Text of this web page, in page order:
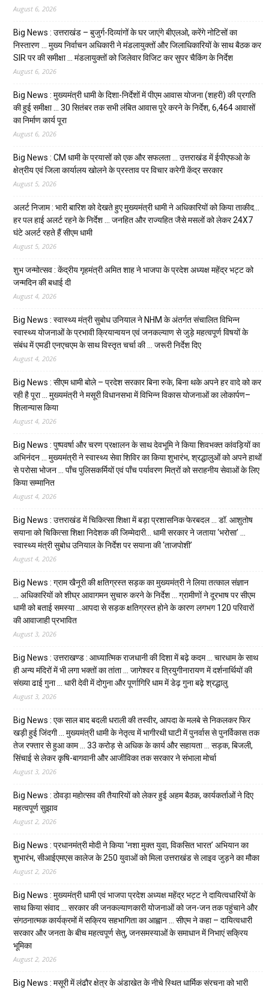
August 6, 2026
Big News : उत्तराखंड – बुजुर्ग-दिव्यांगों के घर जाएंगे बीएलओ, करेंगे नोटिसों का
निस्तारण … मुख्य निर्वाचन अधिकारी ने मंडलायुक्तों और जिलाधिकारियों के साथ बैठक कर
SIR पर की समीक्षा … मंडलायुक्तों को जिलेवार विजिट कर सुपर चैकिंग के निर्देश
August 6, 2026
Big News : मुख्यमंत्री धामी के दिशा-निर्देशों में पीएम आवास योजना (शहरी) की प्रगति
की हुई समीक्षा … 30 सितंबर तक सभी लंबित आवास पूरे करने के निर्देश, 6,464 आवासों
का निर्माण कार्य पूरा
August 6, 2026
Big News : CM धामी के प्रयासों को एक और सफलता … उत्तराखंड में ईपीएफओ के
क्षेत्रीय एवं जिला कार्यालय खोलने के प्रस्ताव पर विचार करेगी केंद्र सरकार
August 5, 2026
अलर्ट निजाम : भारी बारिश को देखते हुए मुख्यमंत्री धामी ने अधिकारियों को किया ताकीद…
हर पल हाई अलर्ट रहने के निर्देश … जनहित और राज्यहित जैसे मसलों को लेकर 24X7
घंटे अलर्ट रहते हैं सीएम धामी
August 5, 2026
शुभ जन्मोत्सव : केंद्रीय गृहमंत्री अमित शाह ने भाजपा के प्रदेश अध्यक्ष महेंद्र भट्ट को
जन्मदिन की बधाई दी
August 4, 2026
Big News : स्वास्थ्य मंत्री सुबोध उनियाल ने NHM के अंतर्गत संचालित विभिन्न
स्वास्थ्य योजनाओं के प्रभावी क्रियान्वयन एवं जनकल्याण से जुड़े महत्वपूर्ण विषयों के
संबंध में एमडी एनएचएम के साथ विस्तृत चर्चा की … जरूरी निर्देश दिए
August 4, 2026
Big News : सीएम धामी बोले – प्रदेश सरकार बिना रुके, बिना थके अपने हर वादे को कर
रही है पूरा … मुख्यमंत्री ने मसूरी विधानसभा में विभिन्न विकास योजनाओं का लोकार्पण–
शिलान्यास किया
August 4, 2026
Big News : पुष्पवर्षा और चरण प्रक्षालन के साथ देवभूमि ने किया शिवभक्त कांवड़ियों का
अभिनंदन … मुख्यमंत्री ने स्वास्थ्य सेवा शिविर का किया शुभारंभ, श्रद्धालुओं को अपने हाथों
से परोसा भोजन … पाँच पुलिसकर्मियों एवं पाँच पर्यावरण मित्रों को सराहनीय सेवाओं के लिए
किया सम्मानित
August 4, 2026
Big News : उत्तराखंड में चिकित्सा शिक्षा में बड़ा प्रशासनिक फेरबदल … डॉ. आशुतोष
सयाना को चिकित्सा शिक्षा निदेशक की जिम्मेदारी… धामी सरकार ने जताया ‘भरोसा’ …
स्वास्थ्य मंत्री सुबोध उनियाल के निर्देश पर सयाना की ‘ताजपोशी’
August 4, 2026
Big News : ग्राम खैनूरी की क्षतिग्रस्त सड़क का मुख्यमंत्री ने लिया तत्काल संज्ञान
… अधिकारियों को शीघ्र आवागमन सुचारु करने के निर्देश … ग्रामीणों ने दूरभाष पर सीएम
धामी को बताई समस्या …आपदा से सड़क क्षतिग्रस्त होने के कारण लगभग 120 परिवारों
की आवाजाही प्रभावित
August 3, 2026
Big News : उत्तराखण्ड : आध्यात्मिक राजधानी की दिशा में बढ़े कदम … चारधाम के साथ
ही अन्य मंदिरों में भी लगा भक्तों का तांता … जागेश्वर व त्रियुगीनारायण में दर्शनार्थियों की
संख्या ढाई गुना … धारी देवी में दोगुना और पूर्णागिरि धाम में डेढ़ गुना बढ़े श्रद्धालु
August 3, 2026
Big News : एक साल बाद बदली धराली की तस्वीर, आपदा के मलबे से निकलकर फिर
खड़ी हुई जिंदगी … मुख्यमंत्री धामी के नेतृत्व में भागीरथी घाटी में पुनर्वास से पुनर्विकास तक
तेज रफ्तार से हुआ काम … ₹33 करोड़ से अधिक के कार्य और सहायता … सड़क, बिजली,
सिंचाई से लेकर कृषि-बागवानी और आजीविका तक सरकार ने संभाला मोर्चा
August 3, 2026
Big News : ठोवड़ा महोत्सव की तैयारियों को लेकर हुई अहम बैठक, कार्यकर्ताओं ने दिए
महत्वपूर्ण सुझाव
August 2, 2026
Big News : प्रधानमंत्री मोदी ने किया ‘नशा मुक्त युवा, विकसित भारत’ अभियान का
शुभारंभ, सीआईएमएस कालेज के 250 युवाओं को मिला उत्तराखंड से लाइव जुड़ने का मौका
August 2, 2026
Big News : मुख्यमंत्री धामी एवं भाजपा प्रदेश अध्यक्ष महेंद्र भट्ट ने दायित्वधारियों के
साथ किया संवाद … सरकार की जनकल्याणकारी योजनाओं को जन-जन तक पहुंचाने और
संगठनात्मक कार्यक्रमों में सक्रिय सहभागिता का आह्वान … सीएम ने कहा – दायित्वधारी
सरकार और जनता के बीच महत्वपूर्ण सेतु, जनसमस्याओं के समाधान में निभाएं सक्रिय
भूमिका
August 2, 2026
Big News : मसूरी में लंढौर क्षेत्र के अंडाखेत के नीचे स्थित धार्मिक संरचना को भारी